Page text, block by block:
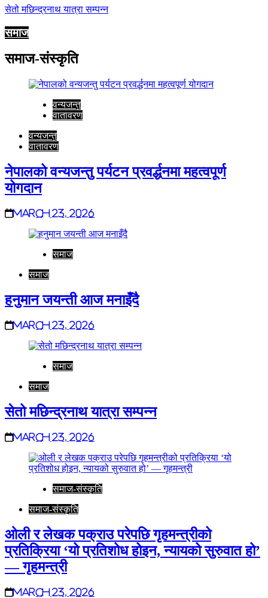
सेतो मछिन्द्रनाथ यात्रा सम्पन्न
समाज
समाज-संस्कृति
वन्यजन्तु
वातावरण
वन्यजन्तु
वातावरण
नेपालको वन्यजन्तु पर्यटन प्रवर्द्धनमा महत्वपूर्ण
योगदान
March 23, 2026
समाज
समाज
हनुमान जयन्ती आज मनाइँदै
March 23, 2026
समाज
समाज
सेतो मछिन्द्रनाथ यात्रा सम्पन्न
March 23, 2026
समाज-संस्कृति
समाज-संस्कृति
ओली र लेखक पक्राउ परेपछि गृहमन्त्रीको
प्रतिक्रिया ‘यो प्रतिशोध होइन, न्यायको सुरुवात हो’
— गृहमन्त्री
March 23, 2026